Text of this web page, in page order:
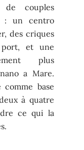
couples
: un centro
des criques
port, et une
plus
a Mare.
base
à quatre
ce qui la